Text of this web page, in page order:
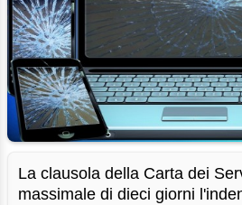
La clausola della Carta dei
massimale di dieci giorni